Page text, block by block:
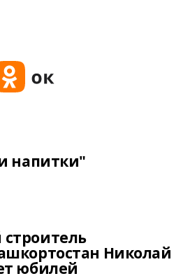
напитки"
Николай
юбилей